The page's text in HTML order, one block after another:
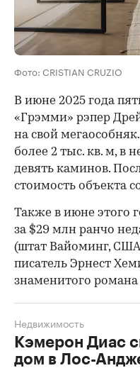
Фото: CRISTIAN CRUZIO
В июне 2025 года
«Грэмми» рэпер
на свой
более 2 тыс. кв. м, в
девять каминов.
стоимость объекта
Также в июне этого
за $29 млн ранчо
(штат Вайоминг,
писатель Эрнест
знаменитого
Кэмерон Диас
дом в Лос-
Недвижимость